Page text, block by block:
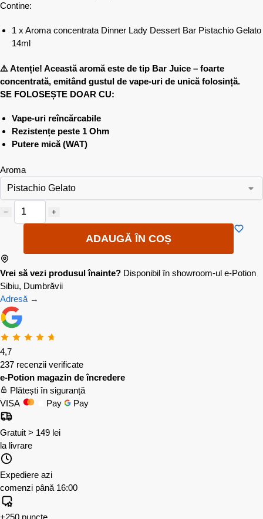
Contine:
1 x Aroma concentrata Dinner Lady Dessert Bar Pistachio Gelato
14ml
⚠️ Atenție! Această aromă este de tip Bar Juice – foarte
concentrată, emitând gustul de vape-uri de unică folosință.
SE FOLOSEȘTE DOAR CU:
Vape-uri reîncărcabile
Rezistențe peste 1 Ohm
Putere mică (WAT)
Aroma
− +
ADAUGĂ ÎN COȘ
Vrei să vezi produsul înainte? Disponibil în showroom-ul e-Potion
Sibiu, Dumbrăvii
Adresă →
4,7
237 recenzii verificate
e-Potion magazin de încredere
Plătești în siguranță
VISA
Pay Pay
Gratuit > 149 lei
la livrare
Expediere azi
comenzi până 16:00
+250 puncte